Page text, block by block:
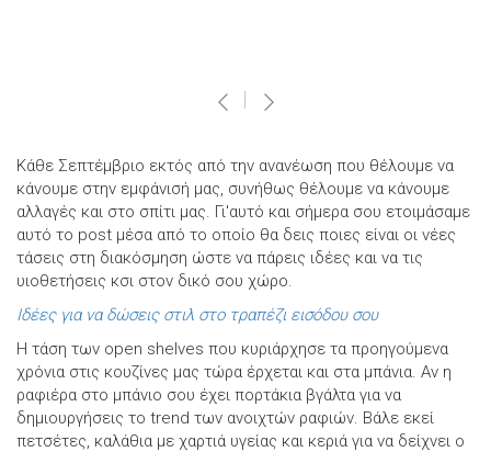
Κάθε Σεπτέμβριο εκτός από την ανανέωση που θέλουμε να
κάνουμε στην εμφάνισή μας, συνήθως θέλουμε να κάνουμε
αλλαγές και στο σπίτι μας. Γι'αυτό και σήμερα σου ετοιμάσαμε
αυτό το post μέσα από το οποίο θα δεις ποιες είναι οι νέες
τάσεις στη διακόσμηση ώστε να πάρεις ιδέες και να τις
υιοθετήσεις κσι στον δικό σου χώρο.
Ιδέες για να δώσεις στιλ στο τραπέζι εισόδου σου
Η τάση των open shelves που κυριάρχησε τα προηγούμενα
χρόνια στις κουζίνες μας τώρα έρχεται και στα μπάνια. Αν η
ραφιέρα στο μπάνιο σου έχει πορτάκια βγάλτα για να
δημιουργήσεις το trend των ανοιχτών ραφιών. Βάλε εκεί
πετσέτες, καλάθια με χαρτιά υγείας και κεριά για να δείχνει ο